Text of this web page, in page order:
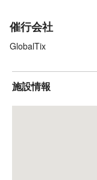
で徒歩で移動します。
◯タクシーを利用する
をご確認ください。
本チケットのご予約
す。必ず事前にご確
・外国人専用のチケ
催行会社
GlobalTix
施設情報